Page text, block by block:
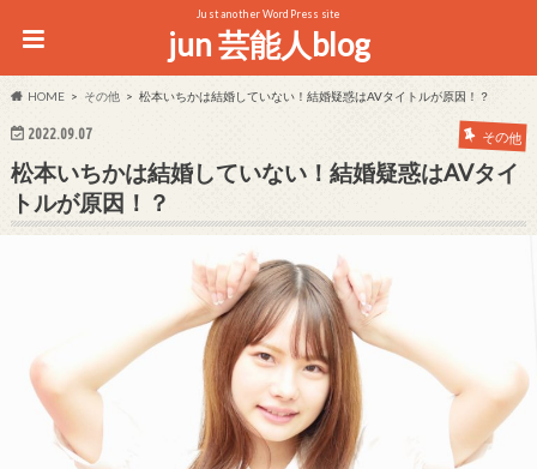
Just another WordPress site
jun 芸能人blog
HOME その他 松本いちかは結婚していない！結婚疑惑はAVタイトルが原因！？
2022.09.07 その他
松本いちかは結婚していない！結婚疑惑はAVタイ
トルが原因！？